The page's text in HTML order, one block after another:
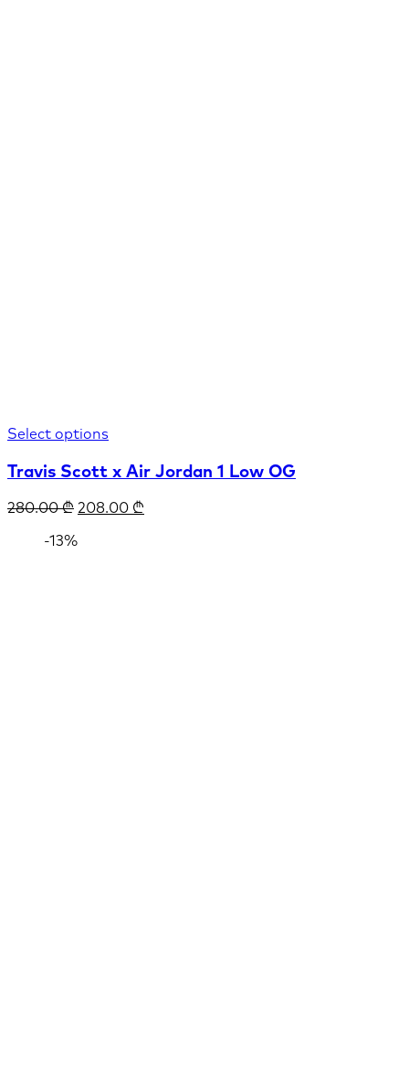
Select options
Travis Scott x Air Jordan 1 Low OG
280.00₾ 208.00 ₾
-13%